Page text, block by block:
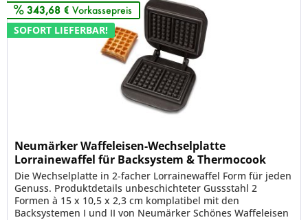
343,68 € Vorkassepreis
SOFORT LIEFERBAR!
Neumärker Waffeleisen-Wechselplatte
Lorrainewaffel für Backsystem & Thermocook
Die Wechselplatte in 2-facher Lorrainewaffel Form für jeden
Genuss. Produktdetails unbeschichteter Gussstahl 2
Formen à 15 x 10,5 x 2,3 cm komplatibel mit den
Backsystemen I und II von Neumärker Schönes Waffeleisen